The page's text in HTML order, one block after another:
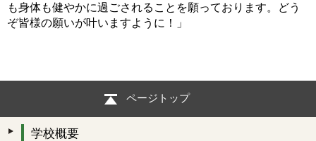
も身体も健やかに過ごされることを願っております。どう
ぞ皆様の願いが叶いますように！」
ページトップ
学校概要